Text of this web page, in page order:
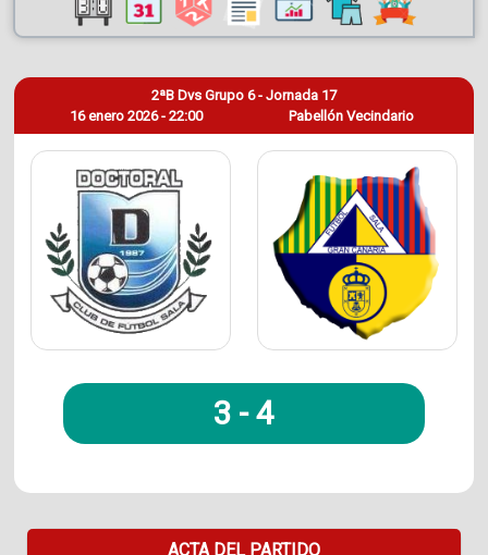
16 enero 2026 - 22:00
2ªB Dvs Grupo 6 - Jornada 17
Pabellón Vecindario
3 -4
ACTA DEL PARTIDO